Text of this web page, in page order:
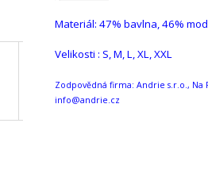
Materiál: 47% bavlna, 46%
Velikosti : S, M, L, XL, XXL
Zodpovědná firma: Andrie s.r.o., Na
info@andrie.cz